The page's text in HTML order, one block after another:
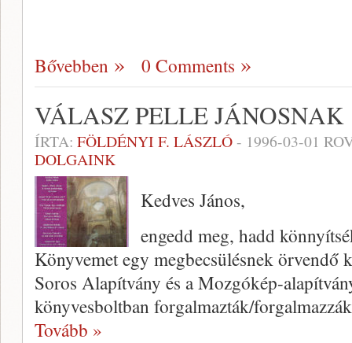
Bővebben 0 Comments
VÁLASZ PELLE JÁNOSNAK
ÍRTA: FÖLDÉNYI F. LÁSZLÓ- 1996-03-01
DOLGAINK
Kedves János,
engedd meg, hadd
Könyvemet egy megbecsülésnek örvendő
Soros Alapít­vány és a Mozgókép-
könyvesboltban forgalmazták/
Tovább »